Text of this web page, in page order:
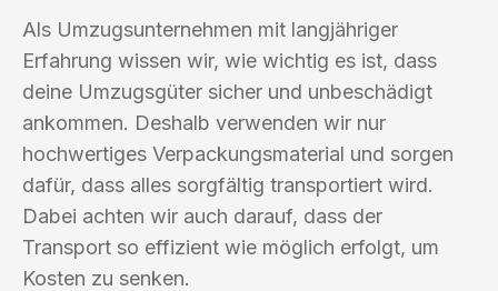
Als Umzugsunternehmen mit langjähriger
Erfahrung wissen wir, wie wichtig es ist, dass
deine Umzugsgüter sicher und unbeschädigt
ankommen. Deshalb verwenden wir nur
hochwertiges Verpackungsmaterial und sorgen
dafür, dass alles sorgfältig transportiert wird.
Dabei achten wir auch darauf, dass der
Transport so effizient wie möglich erfolgt, um
Kosten zu senken.